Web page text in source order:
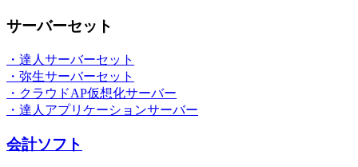
サーバーセット
・達人サーバーセット
・弥生サーバーセット
・クラウドAP仮想化サーバー
・達人アプリケーションサーバー
会計ソフト